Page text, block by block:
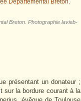
Breton. Photographie lavieb-
présentant un donateur ;
sur la bordure courant à la